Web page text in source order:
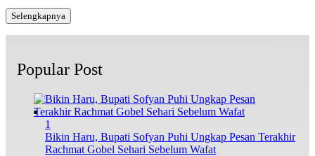
Selengkapnya
Popular Post
1
Bikin Haru, Bupati Sofyan Puhi Ungkap Pesan Terakhir
Rachmat Gobel Sehari Sebelum Wafat